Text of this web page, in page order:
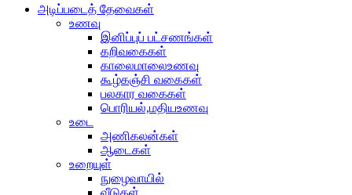
அடிப்படைத் தேவைகள்
உணவு
இனிப்புப் பட்சணங்கள்
கறிவகைகள்
காலைமாலைஉணவு
கூழ்கஞ்சி வகைகள்
பலகார வகைகள்
பொரியல்,மதியஉணவு
உடை
அணிகலன்கள்
ஆடைகள்
உறையுள்
நுழைவாயில்
வீடுகள்